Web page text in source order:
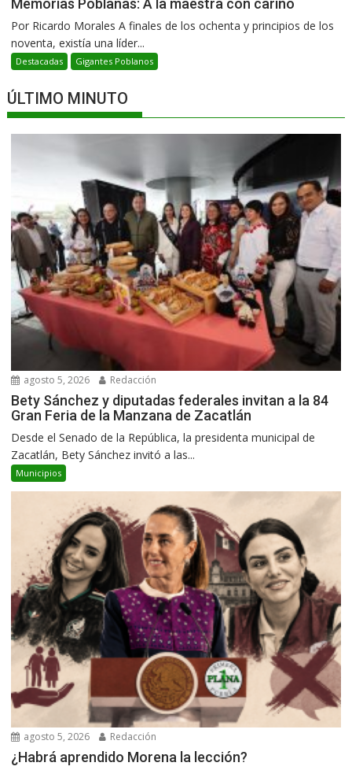
Memorias Poblanas: A la maestra con cariño
Por Ricardo Morales A finales de los ochenta y principios de los
noventa, existía una líder...
Destacadas Gigantes Poblanos
ÚLTIMO MINUTO
agosto 5, 2026 Redacción
Bety Sánchez y diputadas federales invitan a la 84
Gran Feria de la Manzana de Zacatlán
Desde el Senado de la República, la presidenta municipal de
Zacatlán, Bety Sánchez invitó a las...
Municipios
agosto 5, 2026 Redacción
¿Habrá aprendido Morena la lección?